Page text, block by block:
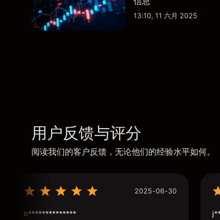
13:10, 11 六月 2025
用户反馈与评分
阅读我们的客户反馈，无论他们的经验水平如何。
2025-06-30
b**************